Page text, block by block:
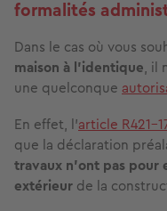
formalités
Dans le cas où vous
maison à l’identique, il
une quelconque
En effet, l’article R421-
que la déclaration
travaux n’ont pas
extérieur de la